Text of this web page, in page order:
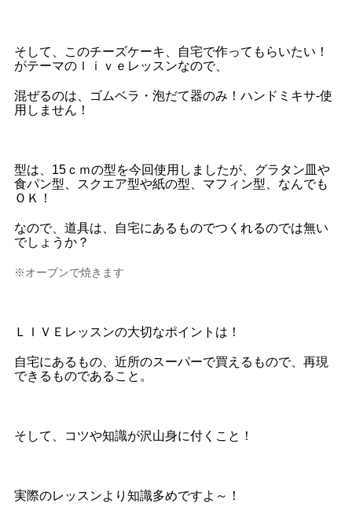
そして、このチーズケーキ、自宅で作ってもらいたい！
がテーマのｌｉｖｅレッスンなので、
混ぜるのは、ゴムベラ・泡だて器のみ！ハンドミキサ-使
用しません！
型は、15ｃｍの型を今回使用しましたが、グラタン皿や
食パン型、スクエア型や紙の型、マフィン型、なんでも
ＯＫ！
なので、道具は、自宅にあるものでつくれるのでは無い
でしょうか？
※オーブンで焼きます
ＬＩＶＥレッスンの大切なポイントは！
自宅にあるもの、近所のスーパーで買えるもので、再現
できるものであること。
そして、コツや知識が沢山身に付くこと！
実際のレッスンより知識多めですよ～！